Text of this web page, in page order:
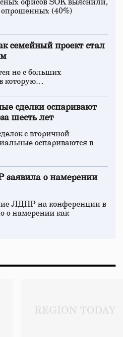
офисов SOK выяснили,
(40%)
семейный проект стал
не с больших
которую…
сделки оспаривают
шесть лет
с вторичной
оспариваются в
заявила о намерении
ЛДПР на конференции в
о намерении как